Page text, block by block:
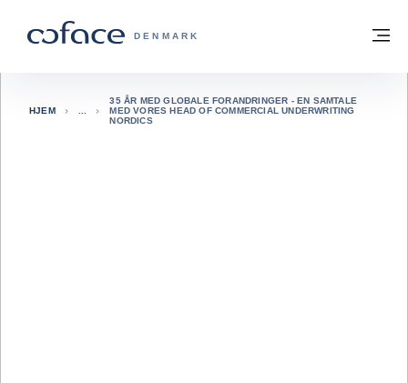
COFACE FOR TRADE - GRUPPENS
DENMARK
Tilbage til hjemmesiden
HJEM
35 ÅR MED GLOBALE FORANDRINGER - EN SAMTALE
MED VORES HEAD OF COMMERCIAL UNDERWRITING
NORDICS